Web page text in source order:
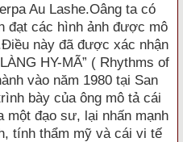
Au Lashe.Oâng ta có
đạt các hình ảnh được mô
này đã được xác nhận
HY-MÃ” ( Rhythms of
vào năm 1980 tại San
bày của ông mô tả cái
một đạo sư, lại nhấn mạnh
tính thẩm mỹ và cái vi tế